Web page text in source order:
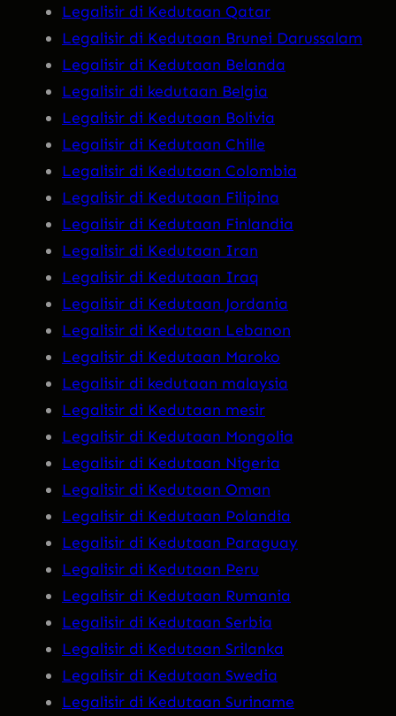
Legalisir di Kedutaan Qatar
Legalisir di Kedutaan Brunei Darussalam
Legalisir di Kedutaan Belanda
Legalisir di kedutaan Belgia
Legalisir di Kedutaan Bolivia
Legalisir di Kedutaan Chille
Legalisir di Kedutaan Colombia
Legalisir di Kedutaan Filipina
Legalisir di Kedutaan Finlandia
Legalisir di Kedutaan Iran
Legalisir di Kedutaan Iraq
Legalisir di Kedutaan Jordania
Legalisir di Kedutaan Lebanon
Legalisir di Kedutaan Maroko
Legalisir di kedutaan malaysia
Legalisir di Kedutaan mesir
Legalisir di Kedutaan Mongolia
Legalisir di Kedutaan Nigeria
Legalisir di Kedutaan Oman
Legalisir di Kedutaan Polandia
Legalisir di Kedutaan Paraguay
Legalisir di Kedutaan Peru
Legalisir di Kedutaan Rumania
Legalisir di Kedutaan Serbia
Legalisir di Kedutaan Srilanka
Legalisir di Kedutaan Swedia
Legalisir di Kedutaan Suriname